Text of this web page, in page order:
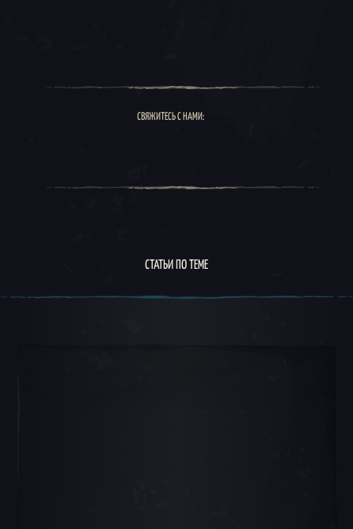
СВЯЖИТЕСЬ С НАМИ:
СТАТЬИ ПО ТЕМЕ